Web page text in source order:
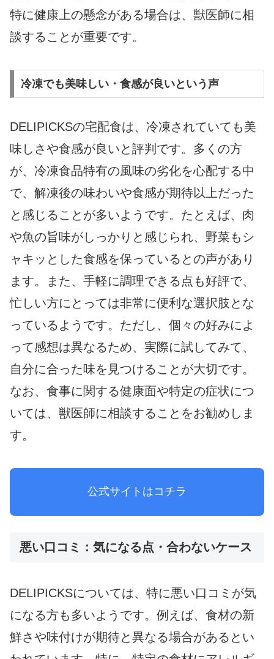
特に健康上の懸念がある場合は、獣医師に相
談することが重要です。
冷凍でも美味しい・食感が良いという声
DELIPICKSの宅配食は、冷凍されていても美
味しさや食感が良いと評判です。多くの方
が、冷凍食品特有の風味の劣化を心配する中
で、解凍後の味わいや食感が期待以上だった
と感じることが多いようです。たとえば、肉
や魚の旨味がしっかりと感じられ、野菜もシ
ャキッとした食感を保っているとの声があり
ます。また、手軽に調理できる点も好評で、
忙しい方にとっては非常に便利な選択肢とな
っているようです。ただし、個々の好みによ
って感想は異なるため、実際に試してみて、
自分に合った味を見つけることが大切です。
なお、食事に関する健康面や特定の症状につ
いては、獣医師に相談することをお勧めしま
す。
公式サイトはコチラ
悪い口コミ：気になる点・合わないケース
DELIPICKSについては、特に悪い口コミが気
になる方も多いようです。例えば、食材の新
鮮さや味付けが期待と異なる場合があるとい